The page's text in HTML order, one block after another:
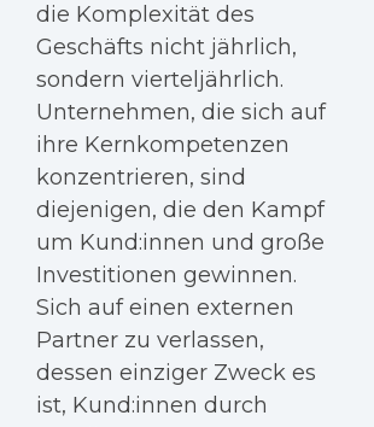
die Komplexität des
Geschäfts nicht jährlich,
sondern vierteljährlich.
Unternehmen, die sich auf
ihre Kernkompetenzen
konzentrieren, sind
diejenigen, die den Kampf
um Kund:innen und große
Investitionen gewinnen.
Sich auf einen externen
Partner zu verlassen,
dessen einziger Zweck es
ist, Kund:innen durch